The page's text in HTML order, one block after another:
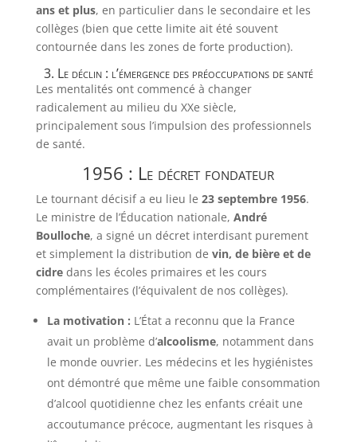
ans et plus, en particulier dans le secondaire et les
collèges (bien que cette limite ait été souvent
contournée dans les zones de forte production).
3. Le déclin : l’émergence des préoccupations de santé
Les mentalités ont commencé à changer
radicalement au milieu du XXe siècle,
principalement sous l’impulsion des professionnels
de santé.
1956 : Le décret fondateur
Le tournant décisif a eu lieu le 23 septembre 1956.
Le ministre de l’Éducation nationale, André
Boulloche, a signé un décret interdisant purement
et simplement la distribution de vin, de bière et de
cidredans les écoles primaires et les cours
complémentaires (l’équivalent de nos collèges).
La motivation : L’État a reconnu que la France
avait un problème d’alcoolisme, notamment dans
le monde ouvrier. Les médecins et les hygiénistes
ont démontré que même une faible consommation
d’alcool quotidienne chez les enfants créait une
accoutumance précoce, augmentant les risques à